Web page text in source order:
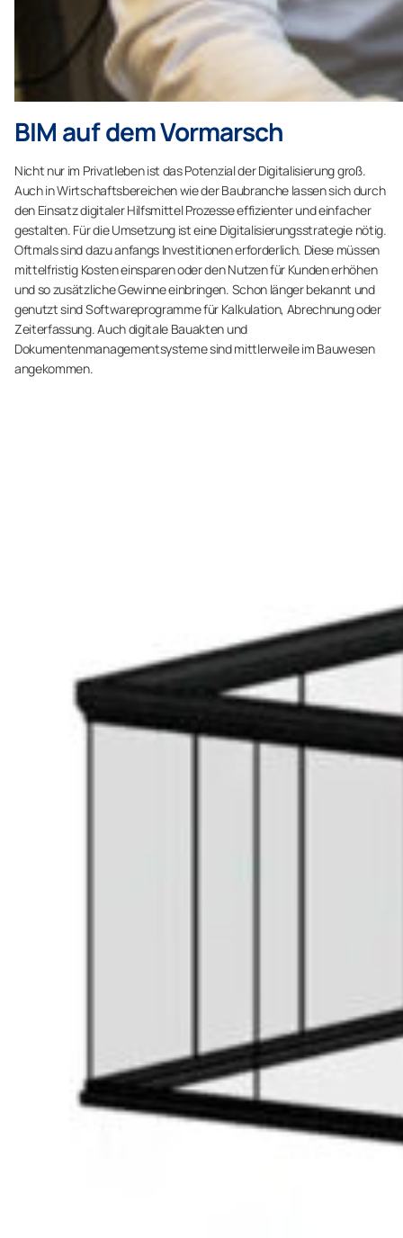
BIM auf dem Vormarsch
Nicht nur im Privatleben ist das Potenzial der Digitalisierung groß.
Auch in Wirtschaftsbereichen wie der Baubranche lassen sich durch
den Einsatz digitaler Hilfsmittel Prozesse effizienter und einfacher
gestalten. Für die Umsetzung ist eine Digitalisierungsstrategie nötig.
Oftmals sind dazu anfangs Investitionen erforderlich. Diese müssen
mittelfristig Kosten einsparen oder den Nutzen für Kunden erhöhen
und so zusätzliche Gewinne einbringen. Schon länger bekannt und
genutzt sind Softwareprogramme für Kalkulation, Abrechnung oder
Zeiterfassung. Auch digitale Bauakten und
Dokumentenmanagementsysteme sind mittlerweile im Bauwesen
angekommen.